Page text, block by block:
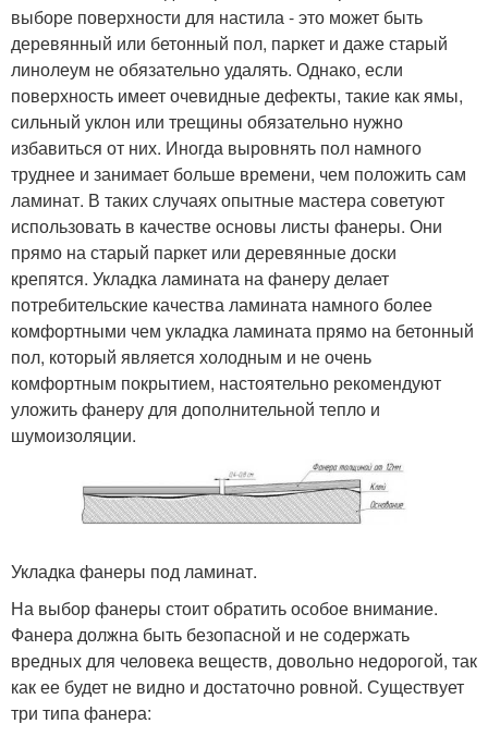
выборе поверхности для настила - это может быть
деревянный или бетонный пол, паркет и даже старый
линолеум не обязательно удалять. Однако, если
поверхность имеет очевидные дефекты, такие как ямы,
сильный уклон или трещины обязательно нужно
избавиться от них. Иногда выровнять пол намного
труднее и занимает больше времени, чем положить сам
ламинат. В таких случаях опытные мастера советуют
использовать в качестве основы листы фанеры. Они
прямо на старый паркет или деревянные доски
крепятся. Укладка ламината на фанеру делает
потребительские качества ламината намного более
комфортными чем укладка ламината прямо на бетонный
пол, который является холодным и не очень
комфортным покрытием, настоятельно рекомендуют
уложить фанеру для дополнительной тепло и
шумоизоляции.
Укладка фанеры под ламинат.
На выбор фанеры стоит обратить особое внимание.
Фанера должна быть безопасной и не содержать
вредных для человека веществ, довольно недорогой, так
как ее будет не видно и достаточно ровной. Существует
три типа фанера: